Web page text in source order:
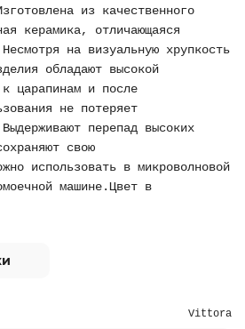
из качественного
керамика, отличающаяся
на визуальную хрупкость
обладают высокой
царапинам и после
не потеряет
перепад высоких
свою
использовать в микроволновой
машине.Цвет в
Vittora